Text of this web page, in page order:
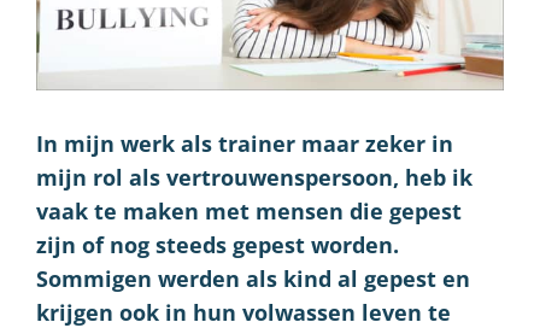
In mijn werk als trainer maar zeker in
mijn rol als vertrouwenspersoon, heb ik
vaak te maken met mensen die gepest
zijn of nog steeds gepest worden.
Sommigen werden als kind al gepest en
krijgen ook in hun volwassen leven te